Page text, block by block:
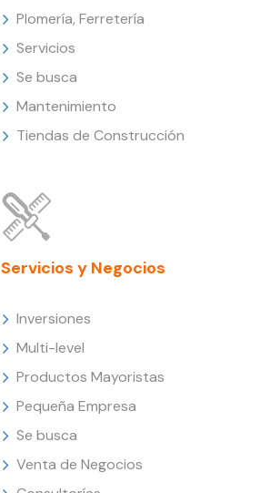
Plomería, Ferretería
Servicios
Se busca
Mantenimiento
Tiendas de Construcción
Servicios y Negocios
Inversiones
Multi-level
Productos Mayoristas
Pequeña Empresa
Se busca
Venta de Negocios